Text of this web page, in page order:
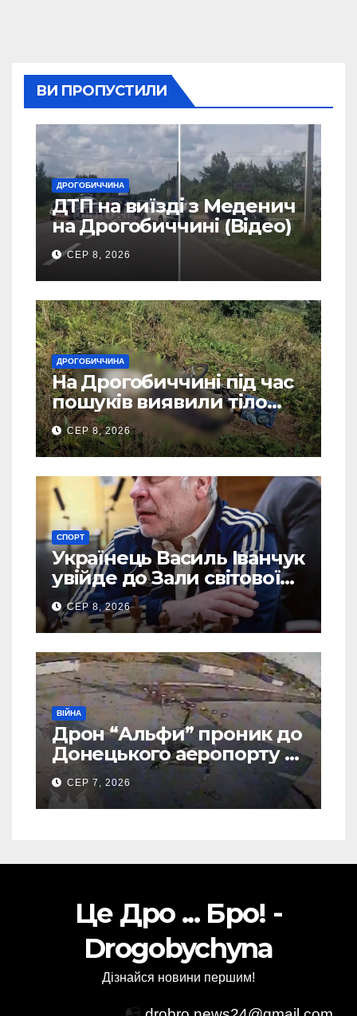
ВИ ПРОПУСТИЛИ
ДРОГОБИЧЧИНА
ДТП на виїзді з Меденич
на Дрогобиччині (Відео)
СЕР 8, 2026
ДРОГОБИЧЧИНА
На Дрогобиччині під час
пошуків виявили тіло
зниклого чоловіка
СЕР 8, 2026
СПОРТ
Українець Василь Іванчук
увійде до Зали світової
шахової слави
СЕР 8, 2026
ВІЙНА
Дрон “Альфи” проник до
Донецького аеропорту та
спалив “Шахед” ще до
запуску
СЕР 7, 2026
Це Дро ... Бро! -
Drogobychyna
Дізнайся новини першим!